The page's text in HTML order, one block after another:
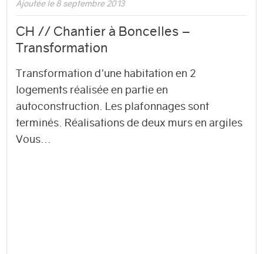
Ajoutée le 8 septembre 2013
CH // Chantier à Boncelles –
Transformation
Transformation d'une habitation en 2
logements réalisée en partie en
autoconstruction. Les plafonnages sont
terminés. Réalisations de deux murs en argiles
Vous...